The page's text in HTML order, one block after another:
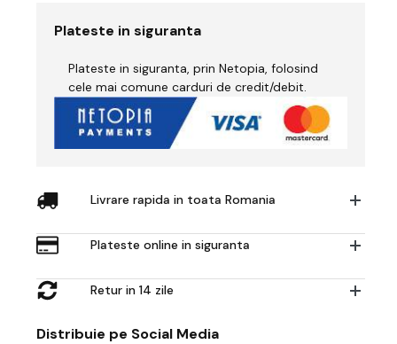
Protecție
Vizuală
Elipse
Plateste in siguranta
Plateste in siguranta, prin Netopia, folosind
cele mai comune carduri de credit/debit.
Livrare rapida in toata Romania
Plateste online in siguranta
Retur in 14 zile
Distribuie pe Social Media